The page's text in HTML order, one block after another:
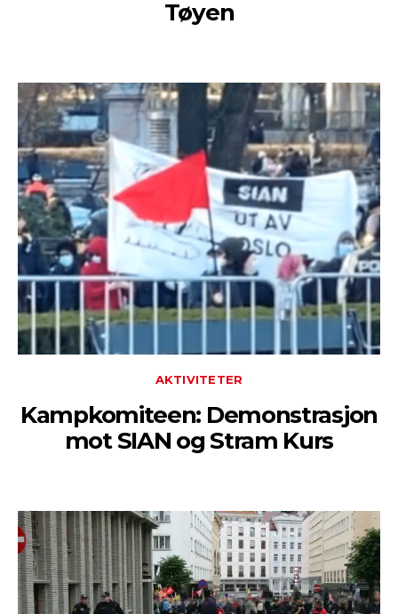
Tøyen
AKTIVITETER
Kampkomiteen: Demonstrasjon
mot SIAN og Stram Kurs